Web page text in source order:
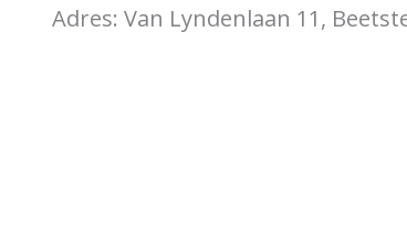
Adres: Van Lyndenlaan 11,